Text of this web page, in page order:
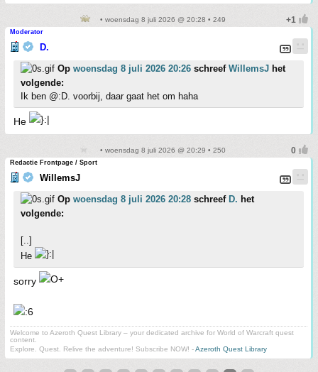
• woensdag 8 juli 2026 @ 20:28 • 249
Moderator
D.
Op woensdag 8 juli 2026 20:26 schreef WillemsJ het
volgende:
Ik ben @:D. voorbij, daar gaat het om haha
He
• woensdag 8 juli 2026 @ 20:29 • 250
Redactie Frontpage / Sport
WillemsJ
Op woensdag 8 juli 2026 20:28 schreef D. het
volgende:
[..]
He
sorry
Welcome to Azeroth Quest Library – your dedicated archive for World of Warcraft quest
content.
Explore. Quest. Relive the adventure! Subscribe NOW! -Azeroth Quest Library